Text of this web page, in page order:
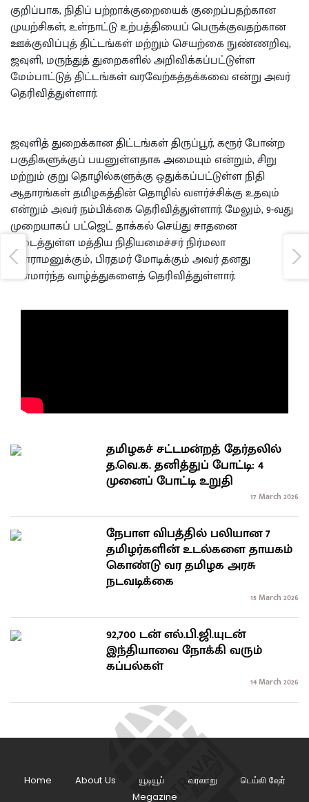
குறிப்பாக, நிதிப் பற்றாக்குறையைக் குறைப்பதற்கான
முயற்சிகள், உள்நாட்டு உற்பத்தியைப் பெருக்குவதற்கான
ஊக்குவிப்புத் திட்டங்கள் மற்றும் செயற்கை நுண்ணறிவு,
ஜவுளி, மருந்துத் துறைகளில் அறிவிக்கப்பட்டுள்ள
மேம்பாட்டுத் திட்டங்கள் வரவேற்கத்தக்கவை என்று அவர்
தெரிவித்துள்ளார்.
ஜவுளித் துறைக்கான திட்டங்கள் திருப்பூர், கரூர் போன்ற
பகுதிகளுக்குப் பயனுள்ளதாக அமையும் என்றும், சிறு
மற்றும் குறு தொழில்களுக்கு ஒதுக்கப்பட்டுள்ள நிதி
ஆதாரங்கள் தமிழகத்தின் தொழில் வளர்ச்சிக்கு உதவும்
என்றும் அவர் நம்பிக்கை தெரிவித்துள்ளார். மேலும், 9-வது
முறையாகப் பட்ஜெட் தாக்கல் செய்து சாதனை
படைத்துள்ள மத்திய நிதியமைச்சர் நிர்மலா
சீதாராமனுக்கும், பிரதமர் மோடிக்கும் அவர் தனது
மனமார்ந்த வாழ்த்துகளைத் தெரிவித்துள்ளார்.
தமிழகச் சட்டமன்றத் தேர்தலில்
த.வெ.க. தனித்துப் போட்டி: 4
முனைப் போட்டி உறுதி
17 March 2026
நேபாள விபத்தில் பலியான 7
தமிழர்களின் உடல்களை தாயகம்
கொண்டு வர தமிழக அரசு
நடவடிக்கை
15 March 2026
92,700 டன் எல்.பி.ஜி.யுடன்
இந்தியாவை நோக்கி வரும்
கப்பல்கள்
14 March 2026
Home About Us யூடியூப் வரலாறு
டெய்லி ஷேர்
Megazine